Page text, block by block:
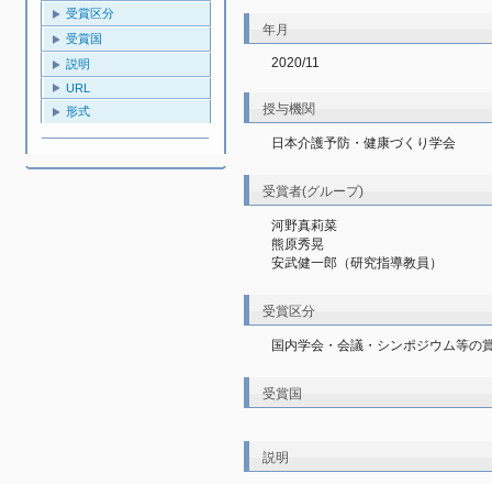
受賞区分
受賞国
説明
URL
形式
年月
2020/11
授与機関
日本介護予防・健康づくり学会
受賞者(グループ)
河野真莉菜
熊原秀晃
安武健一郎（研究指導教員）
受賞区分
国内学会・会議・シンポジウム等の
受賞国
説明